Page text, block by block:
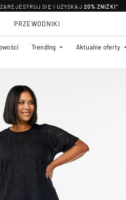
ZAREJESTRUJ SIĘ I UZYSKAJ 20% ZNIŻKI*
Trending Aktualne oferty
PRZEWODNIKI